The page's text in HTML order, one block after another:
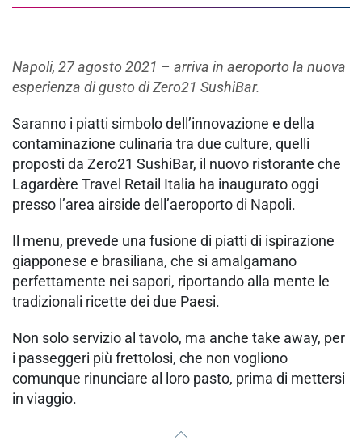
Napoli, 27 agosto 2021 – arriva in aeroporto la nuova
esperienza di gusto di Zero21 SushiBar.
Saranno i piatti simbolo dell’innovazione e della
contaminazione culinaria tra due culture, quelli
proposti da Zero21 SushiBar, il nuovo ristorante che
Lagardère Travel Retail Italia ha inaugurato oggi
presso l’area airside dell’aeroporto di Napoli.
Il menu, prevede una fusione di piatti di ispirazione
giapponese e brasiliana, che si amalgamano
perfettamente nei sapori, riportando alla mente le
tradizionali ricette dei due Paesi.
Non solo servizio al tavolo, ma anche take away, per
i passeggeri più frettolosi, che non vogliono
comunque rinunciare al loro pasto, prima di mettersi
in viaggio.